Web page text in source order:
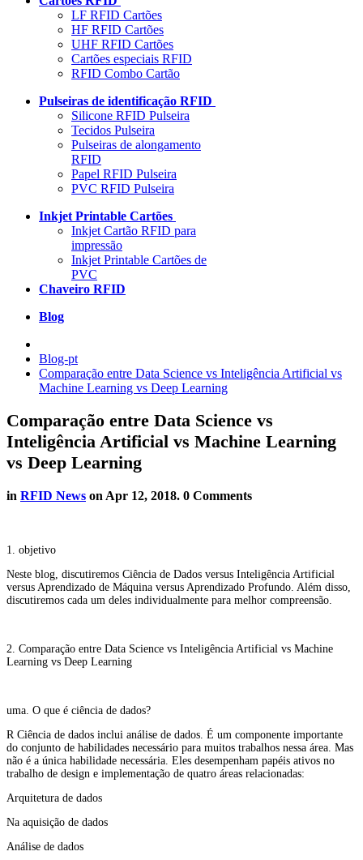
LF RFID Cartões
HF RFID Cartões
UHF RFID Cartões
Cartões especiais RFID
RFID Combo Cartão
Pulseiras de identificação RFID
Silicone RFID Pulseira
Tecidos Pulseira
Pulseiras de alongamento
RFID
Papel RFID Pulseira
PVC RFID Pulseira
Inkjet Printable Cartões
Inkjet Cartão RFID para
impressão
Inkjet Printable Cartões de
PVC
Chaveiro RFID
Blog
Blog-pt
Comparação entre Data Science vs Inteligência Artificial vs
Machine Learning vs Deep Learning
Comparação entre Data Science vs
Inteligência Artificial vs Machine Learning
vs Deep Learning
in RFID News on Apr 12, 2018. 0 Comments
1. objetivo
Neste blog, discutiremos Ciência de Dados versus Inteligência Artificial
versus Aprendizado de Máquina versus Aprendizado Profundo. Além disso,
discutiremos cada um deles individualmente para melhor compreensão.
2. Comparação entre Data Science vs Inteligência Artificial vs Machine
Learning vs Deep Learning
uma. O que é ciência de dados?
R Ciência de dados inclui análise de dados. É um componente importante
do conjunto de habilidades necessário para muitos trabalhos nessa área. Mas
não é a única habilidade necessária. Eles desempenham papéis ativos no
trabalho de design e implementação de quatro áreas relacionadas:
Arquitetura de dados
Na aquisição de dados
Análise de dados